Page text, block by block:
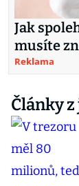
Jak
musíte
Reklama
Články